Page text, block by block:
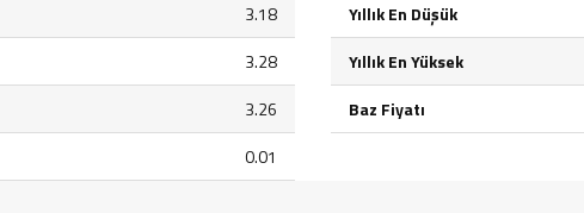
3.18
3.28
3.26
0.01
Yıllık En Düşük
Yıllık En Yüksek
Baz Fiyatı